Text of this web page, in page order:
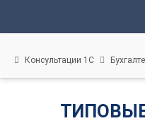
нас
Вебинары
Контакты
Консультации 1С